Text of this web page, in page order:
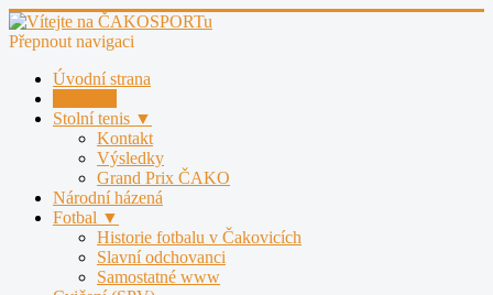
Přepnout navigaci
Úvodní strana
Stolní tenis ▼
Kontakt
Výsledky
Grand Prix ČAKO
Národní házená
Fotbal ▼
Historie fotbalu v Čakovicích
Slavní odchovanci
Samostatné www